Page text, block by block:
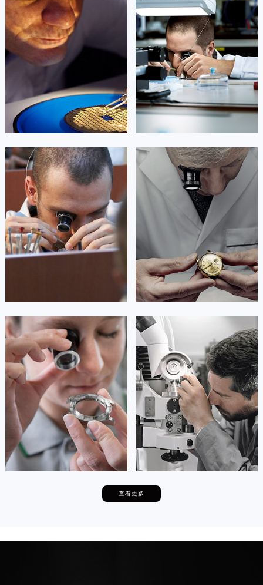
资深万国技师
是成都市锦江区万国售后服务中心
(万国维修保养中心)
的高级技师之一
Chengdu IWC Maintain center
成都市锦江区万国维修
资深万国技师
是成都市青羊区万国售后服务中心
(万国维修保养中心)
的高级技师之一
Chengdu IWC Maintain center
 成都市青羊区万国维修
杰登·奥斯卡里昂
资深万国技师
是成都武侯区万国售后服务中心
(万国维修保养中心)
的高级技师之一
Chengdu IWC Maintain center
 成都武侯区万国维修
查尔斯·彼得艾伯特
资深万国技师
是成都成华区万国售后服务中心
(万国维修保养中心)
的高级技师之一
Chengdu IWC Maintain center
 成都成华区万国维修
安尼塔·阿普里尔
资深万国技师
是成都龙泉驿区万国售后服务中心
(万国维修保养中心)
的高级技师之一
Chengdu IWC Maintain center
 成都龙泉驿区万国维修
贝亚特·布兰奇
资深万国技师
是成都青白江区万国售后服务中心
(万国维修保养中心)
的高级技师之一
Chengdu IWC Maintain center
 成都青白江区万国维修
辛迪·克莱门特
查看更多